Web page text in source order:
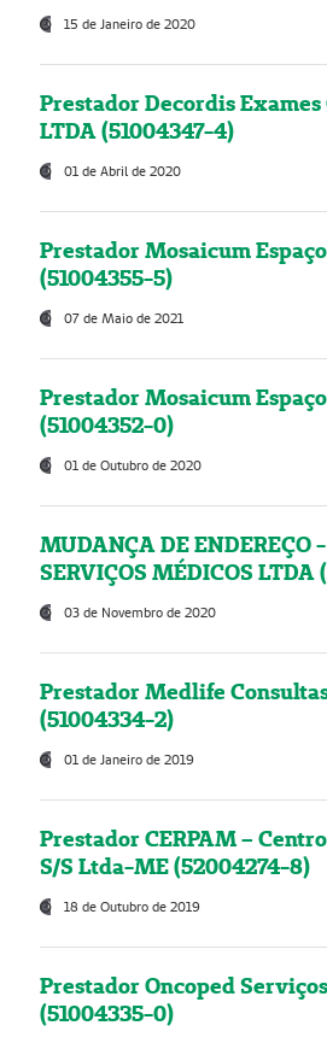
15 de Janeiro de 2020
Prestador Decordis
LTDA (51004347-4)
01 de Abril de 2020
Prestador Mosaicum
(51004355-5)
07 de Maio de 2021
Prestador Mosaicum
(51004352-0)
01 de Outubro de 2020
MUDANÇA DE ENDEREÇO
SERVIÇOS MÉDICOS
03 de Novembro de 2020
Prestador Medlife
(51004334-2)
01 de Janeiro de 2019
Prestador CERPAM –
S/S Ltda-ME (52004274-8)
18 de Outubro de 2019
Prestador Oncoped
(51004335-0)